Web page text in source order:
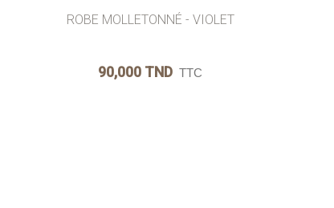
AJOUTER AU PANIER AIMER
ROBE MOLLETONNÉ - VIOLET
90,000 TND TTC